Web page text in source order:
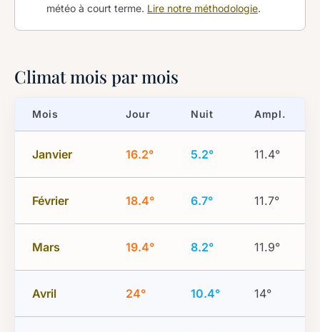
météo à court terme. Lire notre méthodologie.
Climat mois par mois
Mois Jour Nuit Ampl.
Janvier 16.2° 5.2° 11.4°
Février 18.4° 6.7° 11.7°
Mars 19.4° 8.2° 11.9°
Avril 24° 10.4° 14°